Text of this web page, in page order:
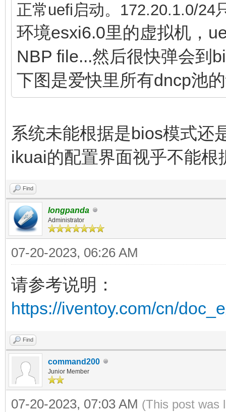
正常uefi启动。 172.20.1.0/24
环境esxi6.0里的虚拟机，
NBP file...然后很快弹会到
下图是爱快里所有dncp池
系统未能根据是bios模式还
ikuai的配置界面视乎不能
Find
longpanda
Administrator
07-20-2023, 06:26 AM
请参考说明：
https://iventoy.com/cn/
Find
command200
Junior Member
07-20-2023, 07:03 AM (This post was